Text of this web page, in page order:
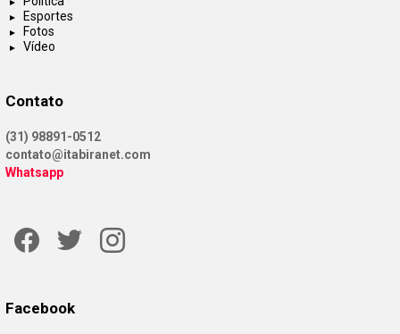
Esportes
Fotos
Vídeo
Contato
(31) 98891-0512
contato@itabiranet.com
Whatsapp
Facebook